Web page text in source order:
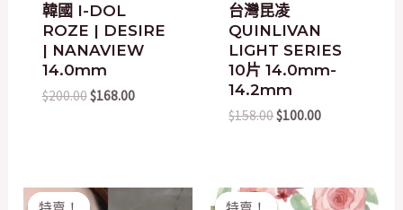
韓國 I-DOL
ROZE | DESIRE
| NANAVIEW
14.0mm
$200.00$168.00
台灣昆凌
QUINLIVAN
LIGHT SERIES
10片 14.0mm-
14.2mm
$158.00$100.00
Original
OriginalCurrent